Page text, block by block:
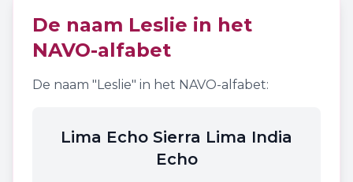
De naam Leslie in het
NAVO-alfabet
De naam "Leslie" in het NAVO-alfabet:
Lima Echo Sierra Lima India
Echo